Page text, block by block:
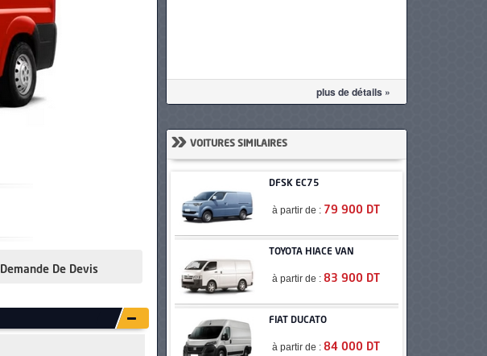
Demande De Devis
plus de détails »
» VOITURES SIMILAIRES
DFSK EC75
à partir de : 79 900 DT
TOYOTA HIACE VAN
à partir de :83 900 DT
FIAT DUCATO
à partir de :84 000 DT